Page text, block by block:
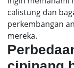
calistung dan
perkembangan
mereka.